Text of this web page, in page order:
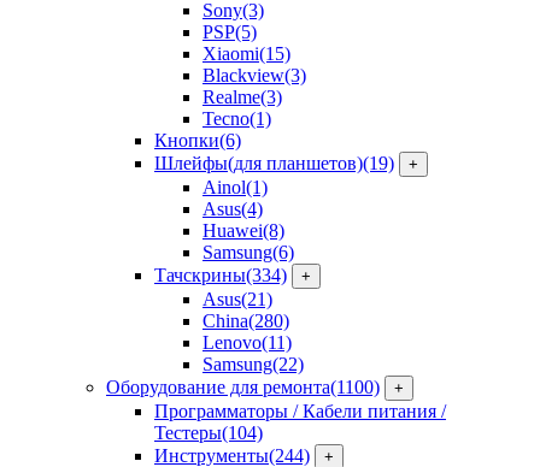
Sony(3)
PSP(5)
Xiaomi(15)
Blackview(3)
Realme(3)
Tecno(1)
Кнопки(6)
Шлейфы(для планшетов)(19) +
Ainol(1)
Asus(4)
Huawei(8)
Samsung(6)
Тачскрины(334) +
Asus(21)
China(280)
Lenovo(11)
Samsung(22)
Оборудование для ремонта(1100) +
Программаторы / Кабели питания /
Тестеры(104)
Инструменты(244) +